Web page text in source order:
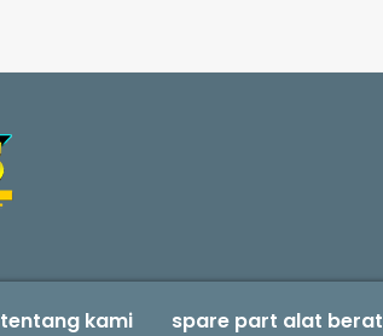
tentang kami spare part alat berat